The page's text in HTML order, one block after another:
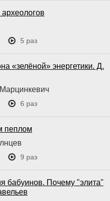
5 раз
«зелёной» энергетики. Д.
6 раз
пеплом
9 раз
бабуинов. Почему "элита"